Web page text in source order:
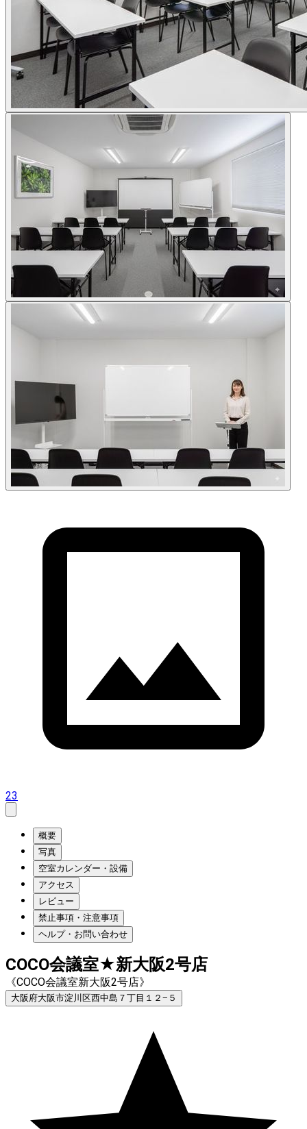
23
概要
写真
空室カレンダー・設備
アクセス
レビュー
禁止事項・注意事項
ヘルプ・お問い合わせ
COCO会議室★新大阪2号店
《COCO会議室新大阪2号店》
大阪府大阪市淀川区西中島７丁目１２−５